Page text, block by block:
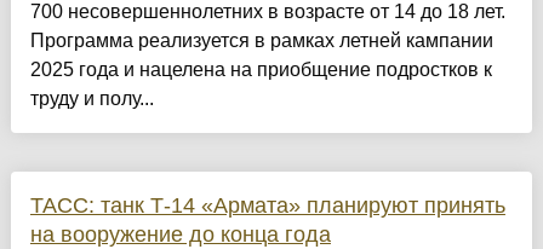
700 несовершеннолетних в возрасте от 14 до 18 лет.
Программа реализуется в рамках летней кампании
2025 года и нацелена на приобщение подростков к
труду и полу...
ТАСС: танк Т-14 «Армата» планируют принять
на вооружение до конца года